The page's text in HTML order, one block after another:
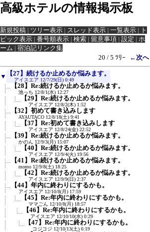
高級ホテルの情報掲示板
新規投稿 | ツリー表示 | スレッド表示 | 一覧表示 | ト
ピック表示 | 番号順表示 | 検索 | 留意事項 | 設定 | ホ
ーム | 宿泊記リンク集
20 / 5 ﾂﾘｰ
←次へ
▼ 【27】続けるか止めるか悩みます。
アイスエア 12/7/29(日) 0:49
【28】Re:続けるか止めるか悩みます。
池っち 12/8/1(水) 12:27
【29】Re:続けるか止めるか悩みます。
アイスエア 12/8/2(木) 1:52
【32】初めて書き込みします
AYAUTACO 12/8/18(土) 9:41
【37】Re:初めて書き込みします
アイスエア 12/8/24(金) 22:52
【39】Re:続けるか止めるか悩みます。
かのん 12/9/3(月) 15:07
【40】Re:続けるか止めるか悩みます。
アイスエア 12/9/4(火) 19:56
【41】Re:続けるか止めるか悩みます。
momo 12/9/8(土) 18:25
【42】Re:続けるか止めるか悩みます。
アイスエア 12/9/9(日) 2:37
【44】年内に終わりにするかも。
アイスエア 12/10/8(月) 17:59
【45】Re:年内に終わりにするかも。
ママごん 12/10/8(月) 18:57
【46】Re:年内に終わりにするかも。
アイスエア 12/10/10(水) 0:29
【47】Re:年内に終わりにするかも。
コジコジ 12/10/13(土) 6:19